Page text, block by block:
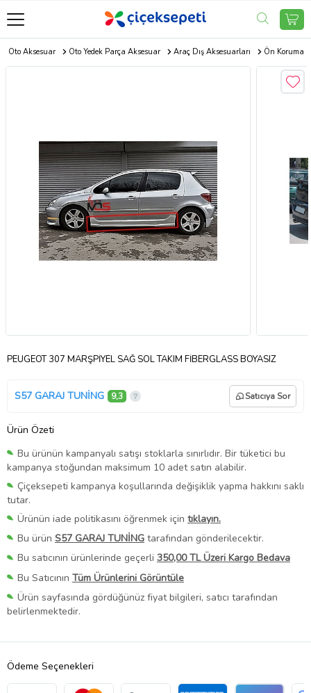
Oto Aksesuar Oto Yedek Parça Aksesuar Araç Dış Aksesuarları Ön Koruma
PEUGEOT 307 MARŞPİYEL SAĞ SOL TAKIM FİBERGLASS BOYASIZ
S57 GARAJ TUNİNG 9,3 Satıcıya Sor
Ürün Özeti
Bu ürünün kampanyalı satışı stoklarla sınırlıdır. Bir tüketici bu
kampanya stoğundan maksimum 10 adet satın alabilir.
Çiçeksepeti kampanya koşullarında değişiklik yapma hakkını saklı
tutar.
Ürünün iade politikasını öğrenmek için tıklayın.
Bu ürün S57 GARAJ TUNİNG tarafından gönderilecektir.
Bu satıcının ürünlerinde geçerli 350,00 TL Üzeri Kargo Bedava
Bu Satıcının Tüm Ürünlerini Görüntüle
Ürün sayfasında gördüğünüz fiyat bilgileri, satıcı tarafından
belirlenmektedir.
Ödeme Seçenekleri